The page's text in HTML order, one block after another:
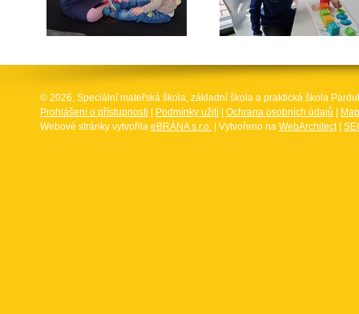
© 2026, Speciální mateřská škola, základní škola a praktická škola
Prohlášení o přístupnosti
Podmínky užití Ochrana osobních údajů
Webové stránky vytvořila eBRÁNA s.r.o. | Vytvořeno na WebArchitect|